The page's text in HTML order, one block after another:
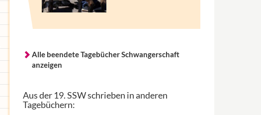
Alle beendete Tagebücher Schwangerschaft
anzeigen
Aus der 19. SSW schrieben in anderen
Tagebüchern: